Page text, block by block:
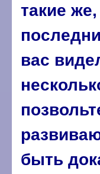
такие
вас
быть